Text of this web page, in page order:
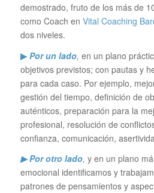
demostrado, fruto de los más de
como Coach en Vital Coaching
dos niveles.
▶Por un lado, en un plano
objetivos previstos; con pautas y
para cada caso. Por ejemplo,
gestión del tiempo, definición de
auténticos, preparación para la
profesional, resolución de
confianza, comunicación,
▶ Por otro lado, y en un plano
emocional identificamos y
patrones de pensamientos y